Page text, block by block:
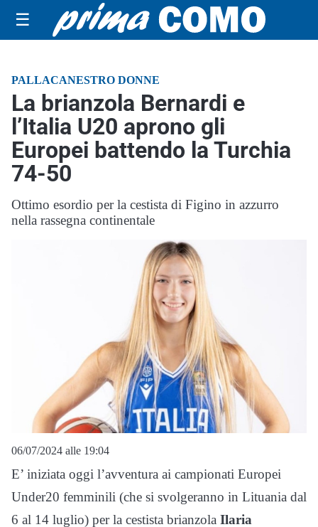
☰
PALLACANESTRO DONNE
La brianzola Bernardi e
l’Italia U20 aprono gli
Europei battendo la Turchia
74-50
Ottimo esordio per la cestista di Figino in azzurro
nella rassegna continentale
06/07/2024 alle 19:04
E’ iniziata oggi l’avventura ai campionati Europei
Under20 femminili (che si svolgeranno in Lituania dal
6 al 14 luglio) per la cestista brianzola Ilaria